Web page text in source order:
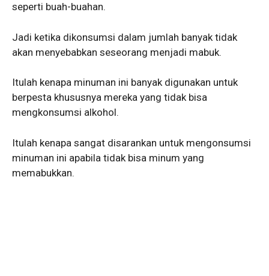
seperti buah-buahan.
Jadi ketika dikonsumsi dalam jumlah banyak tidak
akan menyebabkan seseorang menjadi mabuk.
Itulah kenapa minuman ini banyak digunakan untuk
berpesta khususnya mereka yang tidak bisa
mengkonsumsi alkohol.
Itulah kenapa sangat disarankan untuk mengonsumsi
minuman ini apabila tidak bisa minum yang
memabukkan.